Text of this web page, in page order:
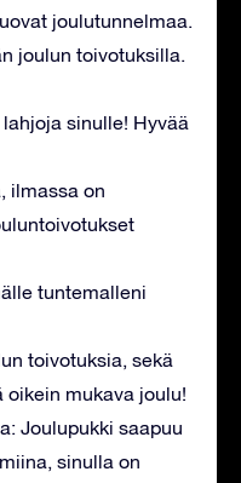
joulutunnelmaa.
joulun toivotuksilla.
sinulle! Hyvää
ilmassa on
tuntemalleni
toivotuksia, sekä
oikein mukava joulu!
Joulupukki saapuu
sinulla on